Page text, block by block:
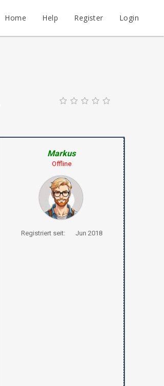
Home Help Register Login
Markus
Offline
Registriert seit: Jun 2018